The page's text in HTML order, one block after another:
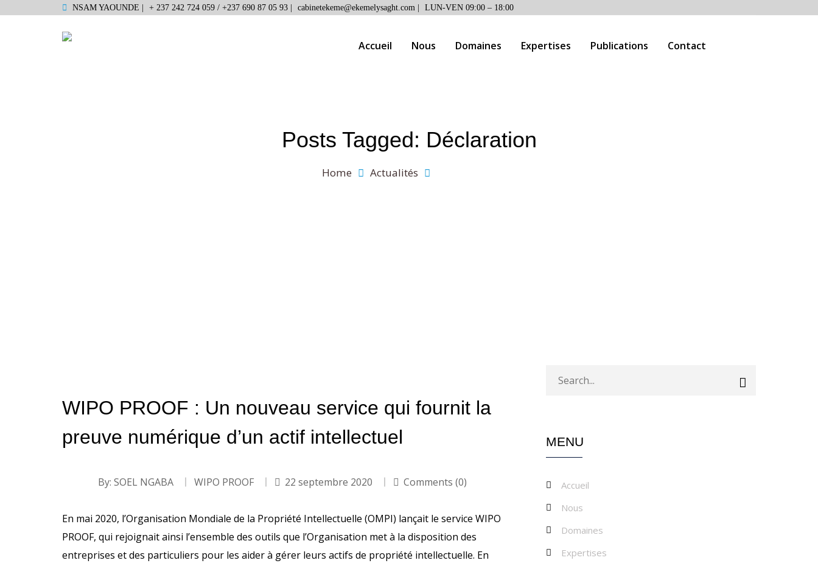
NSAM YAOUNDE | + 237 242 724 059 / +237 690 87 05 93 | cabinetekeme@ekemelysaght.com | LUN-VEN 09:00 – 18:00
Accueil Nous Domaines Expertises Publications Contact
Posts Tagged: Déclaration
Home Actualités
WIPO PROOF : Un nouveau service qui fournit la
preuve numérique d’un actif intellectuel
By: SOEL NGABA WIPO PROOF 22 septembre 2020 Comments (0)
En mai 2020, l’Organisation Mondiale de la Propriété Intellectuelle (OMPI) lançait le service WIPO
PROOF, qui rejoignait ainsi l’ensemble des outils que l’Organisation met à la disposition des
entreprises et des particuliers pour les aider à gérer leurs actifs de propriété intellectuelle. En
MENU
Accueil
Nous
Domaines
Expertises